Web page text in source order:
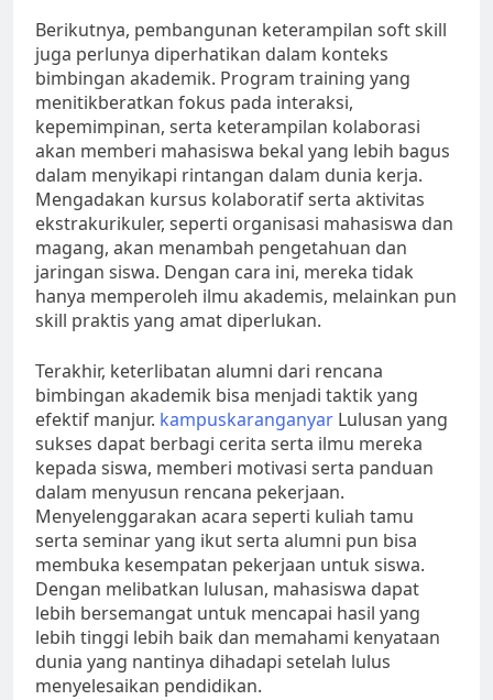
Berikutnya, pembangunan keterampilan soft skill
juga perlunya diperhatikan dalam konteks
bimbingan akademik. Program training yang
menitikberatkan fokus pada interaksi,
kepemimpinan, serta keterampilan kolaborasi
akan memberi mahasiswa bekal yang lebih bagus
dalam menyikapi rintangan dalam dunia kerja.
Mengadakan kursus kolaboratif serta aktivitas
ekstrakurikuler, seperti organisasi mahasiswa dan
magang, akan menambah pengetahuan dan
jaringan siswa. Dengan cara ini, mereka tidak
hanya memperoleh ilmu akademis, melainkan pun
skill praktis yang amat diperlukan.
Terakhir, keterlibatan alumni dari rencana
bimbingan akademik bisa menjadi taktik yang
efektif manjur. kampuskaranganyar Lulusan yang
sukses dapat berbagi cerita serta ilmu mereka
kepada siswa, memberi motivasi serta panduan
dalam menyusun rencana pekerjaan.
Menyelenggarakan acara seperti kuliah tamu
serta seminar yang ikut serta alumni pun bisa
membuka kesempatan pekerjaan untuk siswa.
Dengan melibatkan lulusan, mahasiswa dapat
lebih bersemangat untuk mencapai hasil yang
lebih tinggi lebih baik dan memahami kenyataan
dunia yang nantinya dihadapi setelah lulus
menyelesaikan pendidikan.